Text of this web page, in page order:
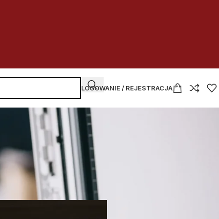
LOGOWANIE / REJESTRACJA